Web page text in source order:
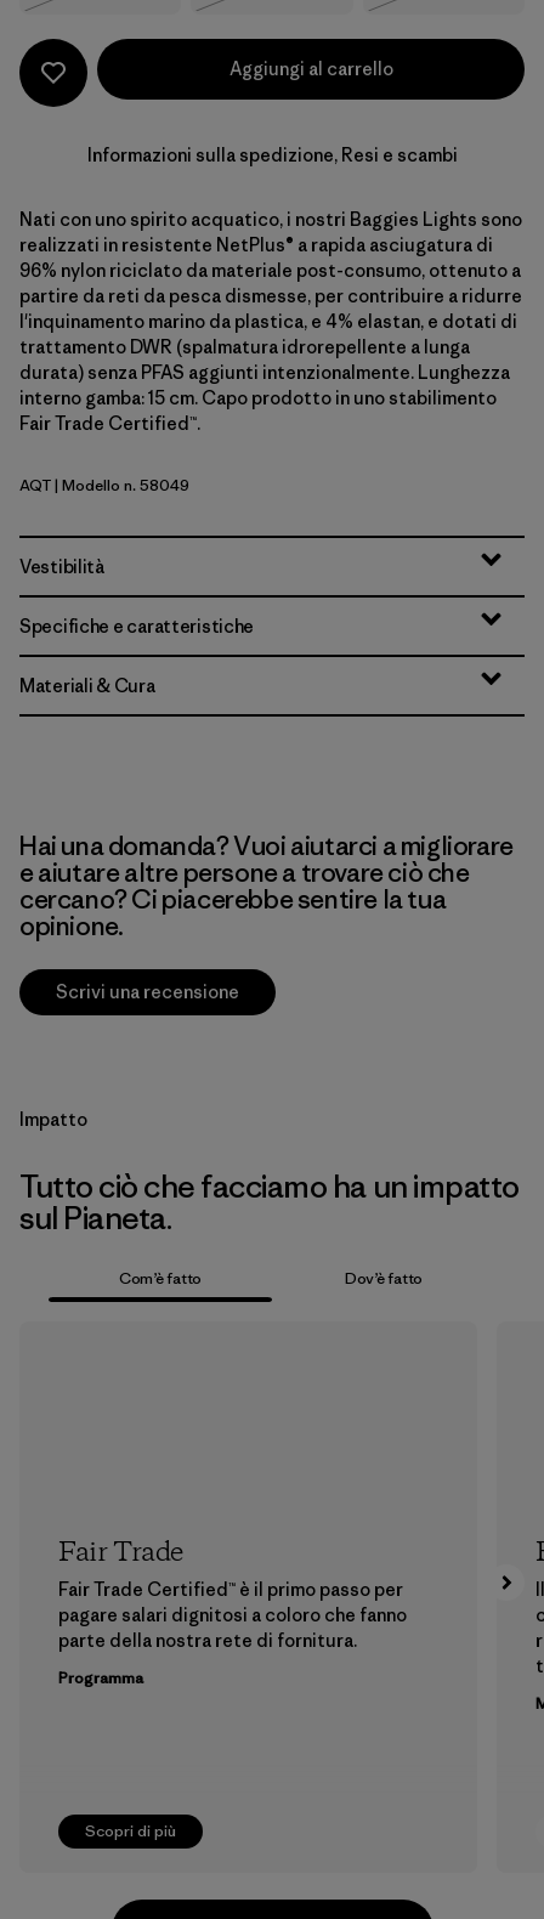
Aggiungi al carrello
Informazioni sulla spedizione, Resi e scambi
Nati con uno spirito acquatico, i nostri Baggies Lights sono
realizzati in resistente NetPlus® a rapida asciugatura di
96% nylon riciclato da materiale post-consumo, ottenuto a
partire da reti da pesca dismesse, per contribuire a ridurre
l'inquinamento marino da plastica, e 4% elastan, e dotati di
trattamento DWR (spalmatura idrorepellente a lunga
durata) senza PFAS aggiunti intenzionalmente. Lunghezza
interno gamba: 15 cm. Capo prodotto in uno stabilimento
Fair Trade Certified™.
Aquatic Blue
AQT| Modello n. 58049
Vestibilità
Specifiche e caratteristiche
Materiali & Cura
Hai una domanda? Vuoi aiutarci a migliorare
e aiutare altre persone a trovare ciò che
cercano? Ci piacerebbe sentire la tua
opinione.
Scrivi una recensione
Impatto
Tutto ciò che facciamo ha un impatto
sul Pianeta.
Com’è fatto Dov’è fatto
Scopri di più
Fair Trade
Fair Trade Certified™ è il primo passo per
pagare salari dignitosi a coloro che fanno
parte della nostra rete di fornitura.
Programma